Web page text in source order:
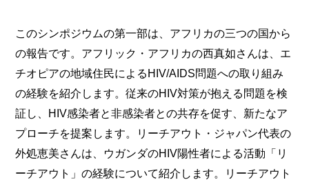
このシンポジウムの第一部は、アフリカの三つの国から
の報告です。アフリック・アフリカの西真如さんは、エ
チオピアの地域住民によるHIV/AIDS問題への取り組み
の経験を紹介します。従来のHIV対策が抱える問題を検
証し、HIV感染者と非感染者との共存を促す、新たなア
プローチを提案します。リーチアウト・ジャパン代表の
外処恵美さんは、ウガンダのHIV陽性者による活動「リ
ーチアウト」の経験について紹介します。リーチアウト